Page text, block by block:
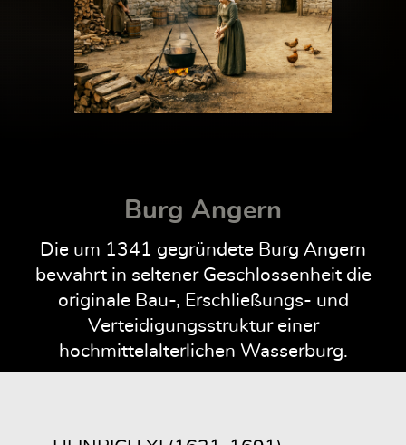
Burg Angern
Die um 1341 gegründete Burg Angern
bewahrt in seltener Geschlossenheit die
originale Bau-, Erschließungs- und
Verteidigungsstruktur einer
hochmittelalterlichen Wasserburg.